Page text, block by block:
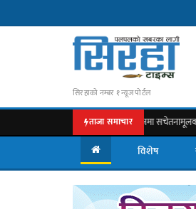
सिरहाको नम्बर १ न्यूज पोर्टल
ताजा समाचार
महत्त्वबारे नेशनल मेडिकल कलेजमा सचेतनामूलक कार्यक्रम
विशेष